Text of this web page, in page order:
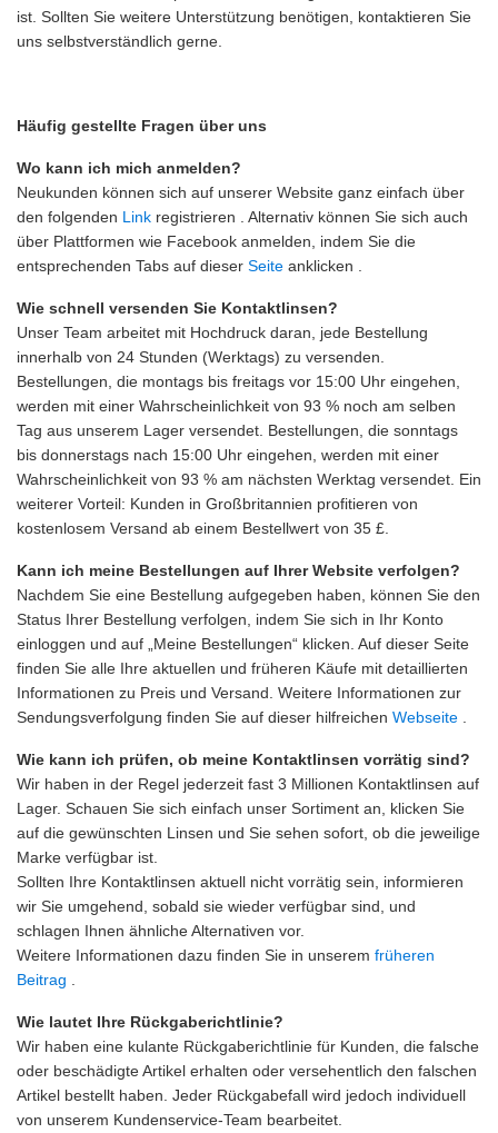
ist. Sollten Sie weitere Unterstützung benötigen, kontaktieren Sie
uns selbstverständlich gerne.
Häufig gestellte Fragen über uns
Wo kann ich mich anmelden?
Neukunden können sich auf unserer Website ganz einfach über
den folgenden Link registrieren . Alternativ können Sie sich auch
über Plattformen wie Facebook anmelden, indem Sie die
entsprechenden Tabs auf dieser Seite anklicken .
Wie schnell versenden Sie Kontaktlinsen?
Unser Team arbeitet mit Hochdruck daran, jede Bestellung
innerhalb von 24 Stunden (Werktags) zu versenden.
Bestellungen, die montags bis freitags vor 15:00 Uhr eingehen,
werden mit einer Wahrscheinlichkeit von 93 % noch am selben
Tag aus unserem Lager versendet. Bestellungen, die sonntags
bis donnerstags nach 15:00 Uhr eingehen, werden mit einer
Wahrscheinlichkeit von 93 % am nächsten Werktag versendet. Ein
weiterer Vorteil: Kunden in Großbritannien profitieren von
kostenlosem Versand ab einem Bestellwert von 35 £.
Kann ich meine Bestellungen auf Ihrer Website verfolgen?
Nachdem Sie eine Bestellung aufgegeben haben, können Sie den
Status Ihrer Bestellung verfolgen, indem Sie sich in Ihr Konto
einloggen und auf „Meine Bestellungen“ klicken. Auf dieser Seite
finden Sie alle Ihre aktuellen und früheren Käufe mit detaillierten
Informationen zu Preis und Versand. Weitere Informationen zur
Sendungsverfolgung finden Sie auf dieser hilfreichen Webseite
Wie kann ich prüfen, ob meine Kontaktlinsen vorrätig sind?
Wir haben in der Regel jederzeit fast 3 Millionen Kontaktlinsen auf
Lager. Schauen Sie sich einfach unser Sortiment an, klicken Sie
auf die gewünschten Linsen und Sie sehen sofort, ob die jeweilige
Marke verfügbar ist.
Sollten Ihre Kontaktlinsen aktuell nicht vorrätig sein, informieren
wir Sie umgehend, sobald sie wieder verfügbar sind, und
schlagen Ihnen ähnliche Alternativen vor.
Weitere Informationen dazu finden Sie in unserem früheren
Beitrag
Wie lautet Ihre Rückgaberichtlinie?
Wir haben eine kulante Rückgaberichtlinie für Kunden, die falsche
oder beschädigte Artikel erhalten oder versehentlich den falschen
Artikel bestellt haben. Jeder Rückgabefall wird jedoch individuell
von unserem Kundenservice-Team bearbeitet.